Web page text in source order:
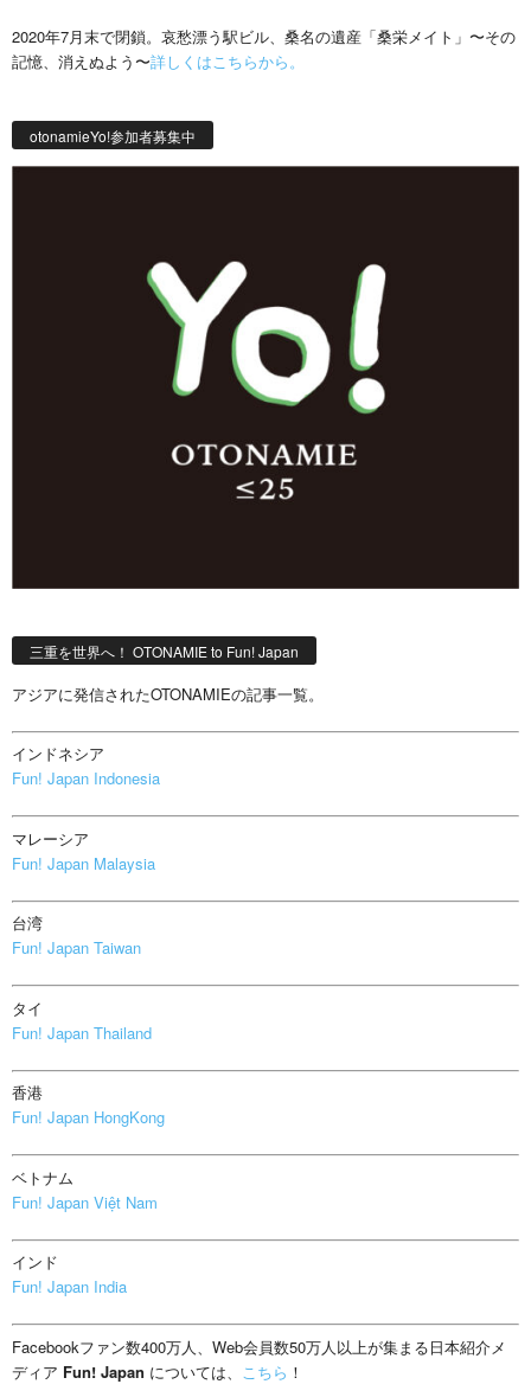
2020年7月末で閉鎖。哀愁漂う駅ビル、桑名の遺産「桑栄メイト」〜その
記憶、消えぬよう〜詳しくはこちらから。
otonamieYo!参加者募集中
三重を世界へ！ OTONAMIE to Fun! Japan
アジアに発信されたOTONAMIEの記事一覧。
インドネシア
Fun! Japan Indonesia
マレーシア
Fun! Japan Malaysia
台湾
Fun! Japan Taiwan
タイ
Fun! Japan Thailand
香港
Fun! Japan HongKong
ベトナム
Fun! Japan Việt Nam
インド
Fun! Japan India
Facebookファン数400万人、Web会員数50万人以上が集まる日本紹介メ
ディア Fun! Japan については、 こちら ！